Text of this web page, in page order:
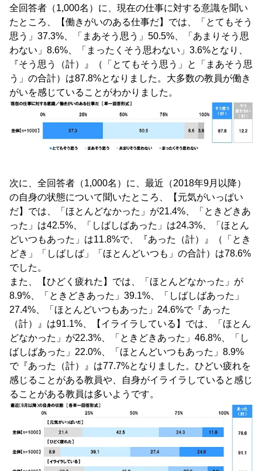
全回答者（1,000名）に、現在の仕事に対する意識を聞い
たところ、【働きがいのある仕事だ】では、「とてもそう
思う」37.3%、「まあそう思う」50.5%、「あまりそう思
わない」8.6%、「まったくそう思わない」3.6%となり、
『そう思う（計）』（「とてもそう思う」と「まあそう思
う」の合計）は87.8%となりました。大多数の教員が働き
がいを感じていることがわかりました。
次に、全回答者（1,000名）に、最近（2018年9月以降）
の自身の状態について聞いたところ、【元気がいっぱい
だ】では、「ほとんどなかった」が21.4%、「ときどきあ
った」は42.5%、「しばしばあった」は24.3%、「ほとん
どいつもあった」は11.8%で、『あった（計）』（「とき
どき」「しばしば」「ほとんどいつも」の合計）は78.6%
でした。
また、【ひどく疲れた】では、「ほとんどなかった」が
8.9%、「ときどきあった」39.1%、「しばしばあった」
27.4%、「ほとんどいつもあった」24.6%で『あった
（計）』は91.1%、【イライラしている】では、「ほとん
どなかった」が22.3%、「ときどきあった」46.8%、「し
ばしばあった」22.0%、「ほとんどいつもあった」8.9%
で『あった（計）』は77.7%となりました。ひどい疲れを
感じることがある教員や、自身がイライラしていると感じ
ることがある教員は多いようです。